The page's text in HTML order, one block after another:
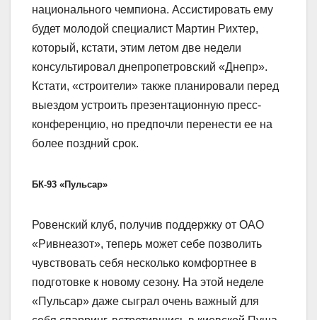
национального чемпиона. Ассистировать ему
будет молодой специалист Мартин Рихтер,
который, кстати, этим летом две недели
консультировал днепропетровский «Днепр».
Кстати, «строители» также планировали перед
выездом устроить презентационную пресс-
конференцию, но предпочли перенести ее на
более поздний срок.
БК-93 «Пульсар»
Ровенский клуб, получив поддержку от ОАО
«Ривнеазот», теперь может себе позволить
чувствовать себя несколько комфортнее в
подготовке к новому сезону. На этой неделе
«Пульсар» даже сыграл очень важный для